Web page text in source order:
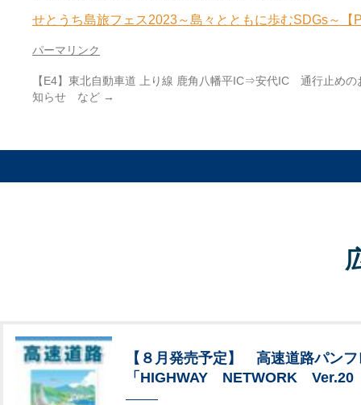
せとうち島旅フェス2023～島々とともに歩むSDGs～【
パーマリンク
【E4】東北自動車道 上り線 鹿角八幡平IC⇒安代IC 通行止めの
知らせ など →
【８月発売予定】 高速道路パンフ
「HIGHWAY NETWORK Ver.20